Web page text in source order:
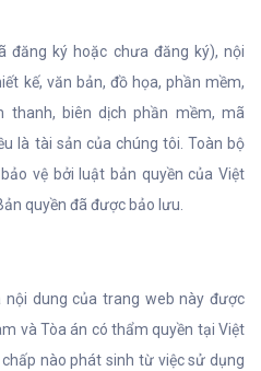
đăng ký hoặc chưa đăng ký), nội
kế, văn bản, đồ họa, phần mềm,
thanh, biên dịch phần mềm, mã
là tài sản của chúng tôi. Toàn bộ
vệ bởi luật bản quyền của Việt
quyền đã được bảo lưu.
nội dung của trang web này được
và Tòa án có thẩm quyền tại Việt
nào phát sinh từ việc sử dụng